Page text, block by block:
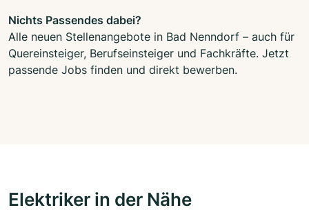
Nichts Passendes dabei?
Alle neuen Stellenangebote in Bad Nenndorf – auch für
Quereinsteiger, Berufseinsteiger und Fachkräfte. Jetzt
passende Jobs finden und direkt bewerben.
Elektriker in der Nähe